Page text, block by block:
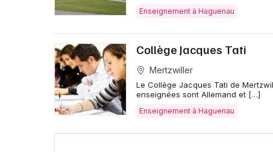
Enseignement à Haguenau
Collège Jacques Tati
Mertzwiller
Le Collège Jacques Tati de
enseignées sont Allemand et […]
Enseignement à Haguenau